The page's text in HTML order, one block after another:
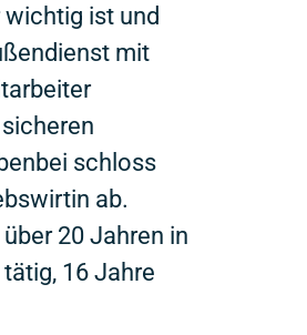
ist und
mit
schloss
ab.
20 Jahren in
16 Jahre